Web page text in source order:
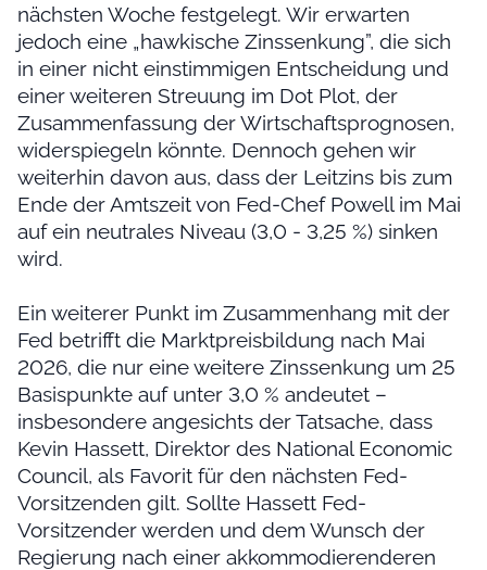
nächsten Woche festgelegt. Wir erwarten
jedoch eine „hawkische Zinssenkung”, die sich
in einer nicht einstimmigen Entscheidung und
einer weiteren Streuung im Dot Plot, der
Zusammenfassung der Wirtschaftsprognosen,
widerspiegeln könnte. Dennoch gehen wir
weiterhin davon aus, dass der Leitzins bis zum
Ende der Amtszeit von Fed-Chef Powell im Mai
auf ein neutrales Niveau (3,0 - 3,25 %) sinken
wird.
Ein weiterer Punkt im Zusammenhang mit der
Fed betrifft die Marktpreisbildung nach Mai
2026, die nur eine weitere Zinssenkung um 25
Basispunkte auf unter 3,0 % andeutet –
insbesondere angesichts der Tatsache, dass
Kevin Hassett, Direktor des National Economic
Council, als Favorit für den nächsten Fed-
Vorsitzenden gilt. Sollte Hassett Fed-
Vorsitzender werden und dem Wunsch der
Regierung nach einer akkommodierenderen